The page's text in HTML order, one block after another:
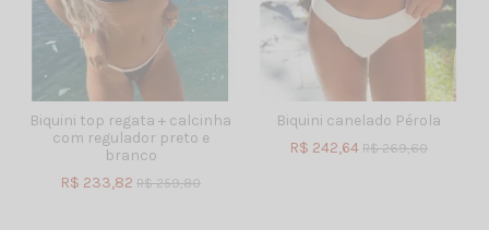
Biquini top regata + calcinha
com regulador preto e
branco
R$ 233,82 R$ 259,80
Biquini canelado Pérola
R$ 242,64 R$ 269,60